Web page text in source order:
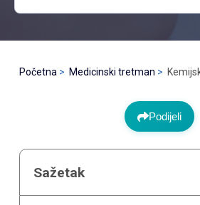
Početna Medicinski tretman
Podijeli
Sažetak